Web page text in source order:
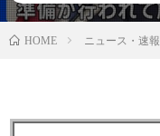
HOME ニュース・速報